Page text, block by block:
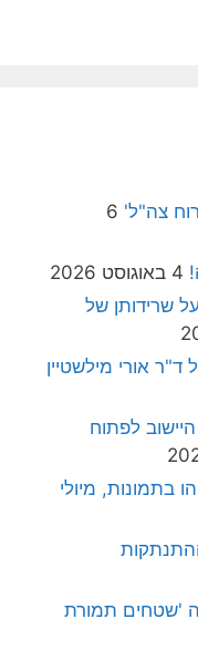
צה"ל' 6
4 באוגוסט 2026
שרידותן של
אורי מילשטיין
לפתוח
בתמונות, מיולי
'שטחים תמורת